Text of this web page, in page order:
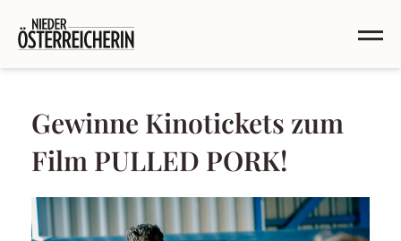
Gewinne Kinotickets zum
Film PULLED PORK!